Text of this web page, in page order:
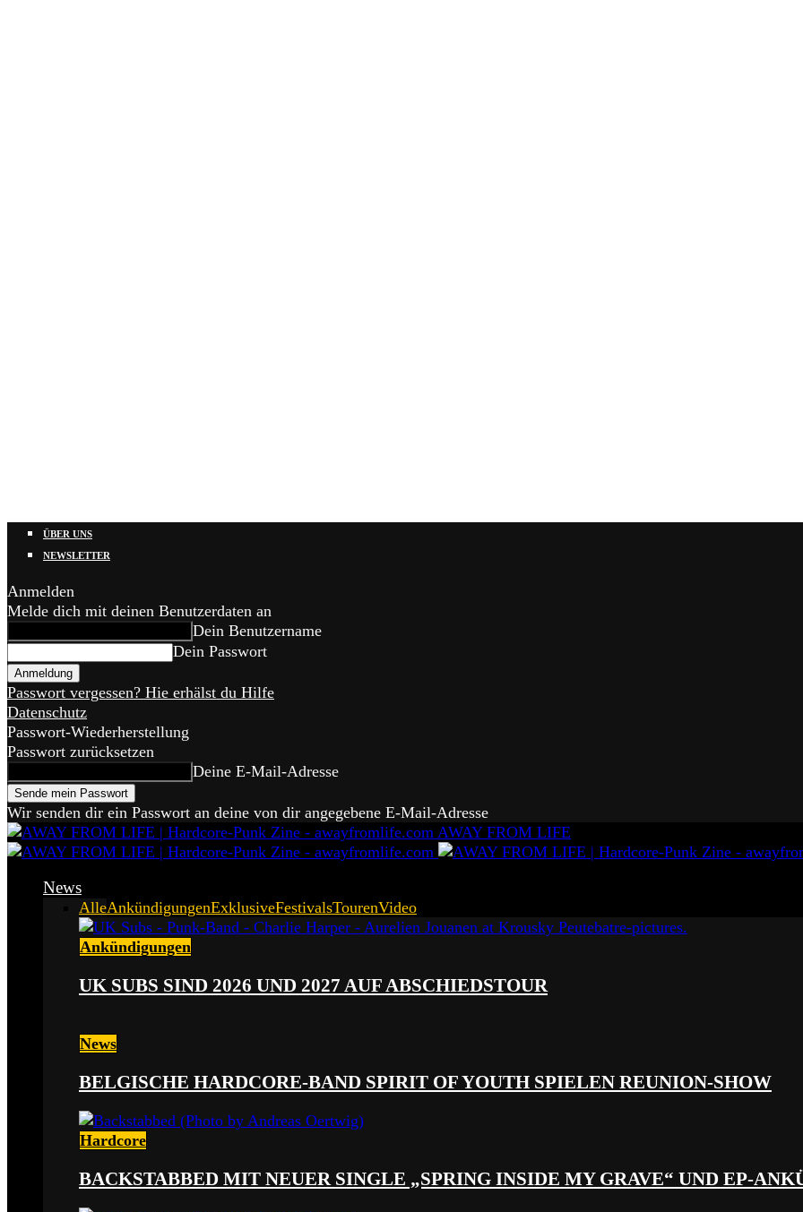
ÜBER UNS
NEWSLETTER
Anmelden
Melde dich mit deinen Benutzerdaten an
Dein Benutzername
Dein Passwort
Passwort vergessen? Hie erhälst du Hilfe
Datenschutz
Passwort-Wiederherstellung
Passwort zurücksetzen
Deine E-Mail-Adresse
Wir senden dir ein Passwort an deine von dir angegebene E-Mail-Adresse
AWAY FROM LIFE
News
AlleAnkündigungenExklusiveFestivalsTourenVideo
Ankündigungen
UK SUBS SIND 2026 UND 2027 AUF ABSCHIEDSTOUR
News
BELGISCHE HARDCORE-BAND SPIRIT OF YOUTH SPIELEN REUNION-SHOW
Hardcore
BACKSTABBED MIT NEUER SINGLE „SPRING INSIDE MY GRAVE“ UND EP-